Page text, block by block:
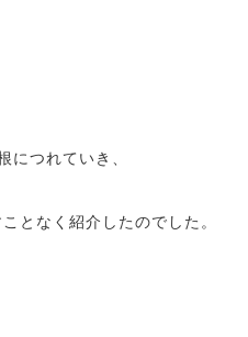
につれていき、
となく紹介したのでした。